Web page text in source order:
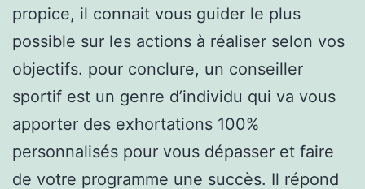
propice, il connait vous guider le plus
possible sur les actions à réaliser selon vos
objectifs. pour conclure, un conseiller
sportif est un genre d’individu qui va vous
apporter des exhortations 100%
personnalisés pour vous dépasser et faire
de votre programme une succès. Il répond